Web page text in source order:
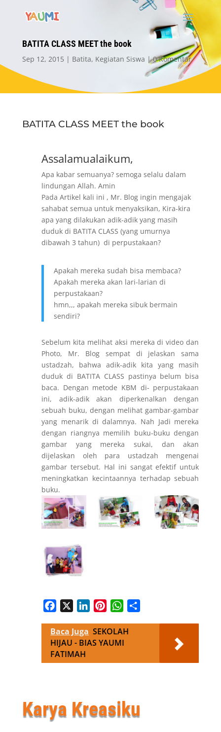
BATITA CLASS MEET the book
Sep 12, 2015 Batita, Kegiatan Siswa 0 Komentar
BATITA CLASS MEET the book
Assalamualaikum,
Apa kabar semuanya? semoga selalu dalam
lindungan Allah. Amin
Pada Artikel kali ini , Mr. Blog ingin mengajak
sahabat semua untuk menyaksikan, Kira-kira
apa yang dilakukan adik-adik yang masih
duduk di BATITA CLASS (yang umurnya
dibawah 3 tahun) di perpustakaan?
Apakah mereka sudah bisa membaca?
Apakah mereka akan lari-larian di
perpustakaan?
hmn,,, apakah mereka sibuk bermain
sendiri?
Sebelum kita melihat aksi mereka di video dan
Photo, Mr. Blog sempat di jelaskan sama
ustadzah, bahwa adik-adik kita yang masih
duduk di BATITA CLASS pastinya belum bisa
baca. Dengan metode KBM di- perpustakaan
ini, adik-adik akan diperkenalkan dengan
sebuah buku, dengan melihat gambar-gambar
yang menarik di dalamnya. Nah Jadi mereka
dengan riangnya memilih buku-buku dengan
gambar yang mereka sukai, dan akan
dijelaskan oleh para ustadzah mengenai
gambar tersebut. Hal ini sangat efektif untuk
meningkatkan kecintaannya terhadap sebuah
buku.
Facebook LinkedInPinterestWhatsApp
Baca Juga SEKOLAH
HIJAU - BIAS YAUMI
FATIMAH
Karya Kreasiku